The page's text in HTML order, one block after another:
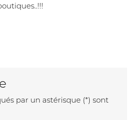
par un astérisque (*) sont